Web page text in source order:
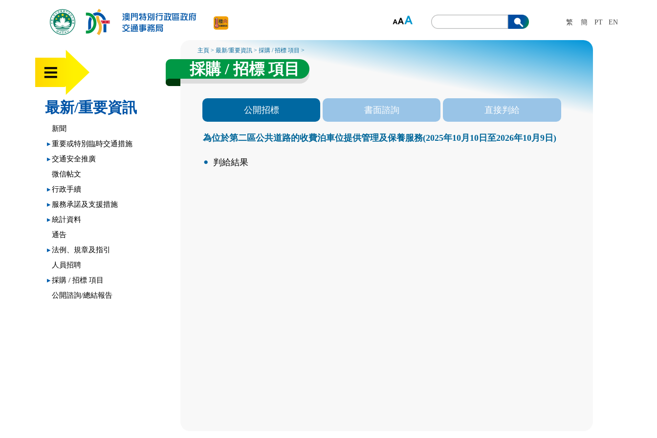
繁 簡 PT EN
最新/重要資訊
新聞
▸重要或特別臨時交通措施
▸交通安全推廣
微信帖文
▸行政手續
▸ 服務承諾及支援措施
▸統計資料
通告
▸法例、規章及指引
人員招聘
▸採購 / 招標 項目
公開諮詢/總結報告
主頁 >最新/重要資訊 >採購 / 招標 項目 >
採購 / 招標 項目
公開招標 書面諮詢 直接判給
為位於第二區公共道路的收費泊車位提供管理及保養服務(2025年10月10日至2026年10月9日)
判給結果